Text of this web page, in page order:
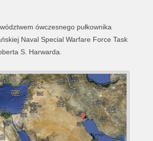
ówczesnego pułkownika
Naval Special Warfare Force Task
S. Harwarda.